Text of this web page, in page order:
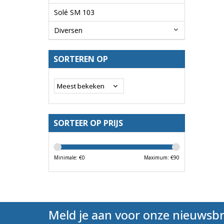
Solé SM 103
Diversen
SORTEREN OP
SORTEER OP PRIJS
Minimale: €0 Maximum: €90
Meld je aan voor onze